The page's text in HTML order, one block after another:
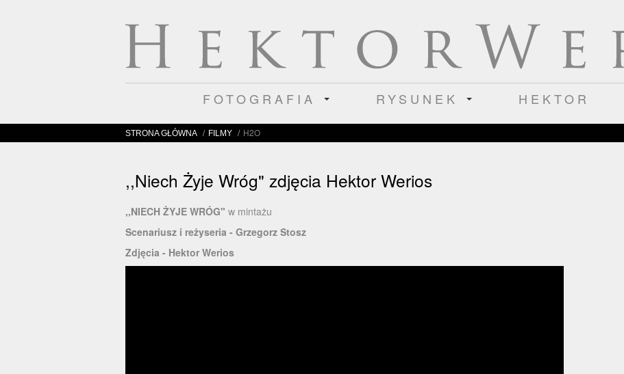
FOTOGRAFIA RYSUNEK HEKTOR
STRONA GŁÓWNA / FILMY / H2O
,,Niech Żyje Wróg" zdjęcia Hektor Werios
,,NIECH ŻYJE WRÓG" w mintażu
Scenariusz i reżyseria - Grzegorz Stosz
Zdjęcia - Hektor Werios